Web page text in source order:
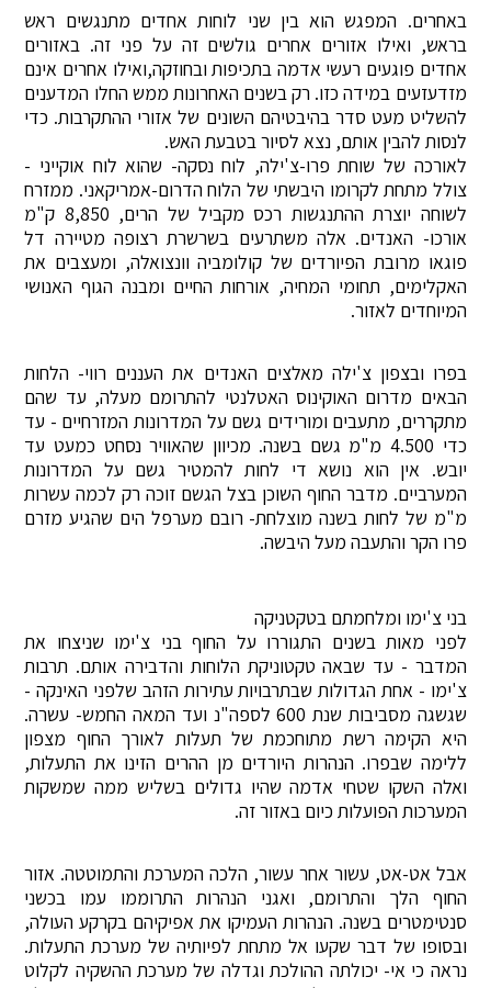
באחרים. המפגש הוא בין שני לוחות אחדים מתנגשים ראש
בראש, ואילו אזורים אחרים גולשים זה על פני זה. באזורים
אחדים פוגעים רעשי אדמה בתכיפות ובחוזקה,ואילו אחרים אינם
מזדעזעים במידה כזו. רק בשנים האחרונות ממש החלו המדענים
להשליט מעט סדר בהיבטיהם השונים של אזורי ההתקרבות. כדי
לנסות להבין אותם, נצא לסיור בטבעת האש.
לאורכה של שוחת פרו-צ'ילה, לוח נסקה- שהוא לוח אוקייני -
צולל מתחת לקרומו היבשתי של הלוח הדרום-אמריקאני. ממזרח
לשוחה יוצרת ההתנגשות רכס מקביל של הרים, 8,850 ק"מ
אורכו- האנדים. אלה משתרעים בשרשרת רצופה מטיירה דל
פוגאו מרובת הפיורדים של קולומביה וונצואלה, ומעצבים את
האקלימים, תחומי המחיה, אורחות החיים ומבנה הגוף האנושי
המיוחדים לאזור.
בפרו ובצפון צ'ילה מאלצים האנדים את העננים רווי- הלחות
הבאים מדרום האוקינוס האטלנטי להתרומם מעלה, עד שהם
מתקררים, מתעבים ומורידים גשם על המדרונות המזרחיים - עד
כדי 4.500 מ"מ גשם בשנה. מכיוון שהאוויר נסחט כמעט עד
יובש. אין הוא נושא די לחות להמטיר גשם על המדרונות
המערביים. מדבר החוף השוכן בצל הגשם זוכה רק לכמה עשרות
מ"מ של לחות בשנה מוצלחת- רובם מערפל הים שהגיע מזרם
פרו הקר והתעבה מעל היבשה.
בני צ'ימו ומלחמתם בטקטניקה
לפני מאות בשנים התגוררו על החוף בני צ'ימו שניצחו את
המדבר - עד שבאה טקטוניקת הלוחות והדבירה אותם. תרבות
צ'ימו - אחת הגדולות שבתרבויות עתירות הזהב שלפני האינקה -
שגשגה מסביבות שנת 600 לספה"נ ועד המאה החמש- עשרה.
היא הקימה רשת מתוחכמת של תעלות לאורך החוף מצפון
ללימה שבפרו. הנהרות היורדים מן ההרים הזינו את התעלות,
ואלה השקו שטחי אדמה שהיו גדולים בשליש ממה שמשקות
המערכות הפועלות כיום באזור זה.
אבל אט-אט, עשור אחר עשור, הלכה המערכת והתמוטטה. אזור
החוף הלך והתרומם, ואגני הנהרות התרוממו עמו בכשני
סנטימטרים בשנה. הנהרות העמיקו את אפיקיהם בקרקע העולה,
ובסופו של דבר שקעו אל מתחת לפיותיה של מערכת התעלות.
נראה כי אי- יכולתה ההולכת וגדלה של מערכת ההשקיה לקלוט